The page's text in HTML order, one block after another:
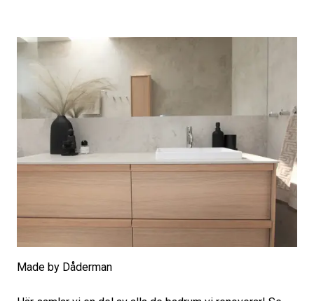
Made by Dåderman